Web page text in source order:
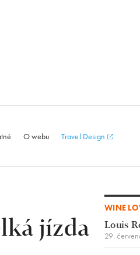
O webu Travel Design
jízda
WINE
Louis
29.